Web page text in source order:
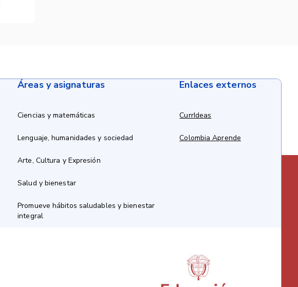
Áreas y asignaturas
Ciencias y matemáticas
Lenguaje, humanidades y sociedad
Arte, Cultura y Expresión
Salud y bienestar
Promueve hábitos saludables y bienestar
integral
Enlaces externos
CurrIdeas
Colombia Aprende